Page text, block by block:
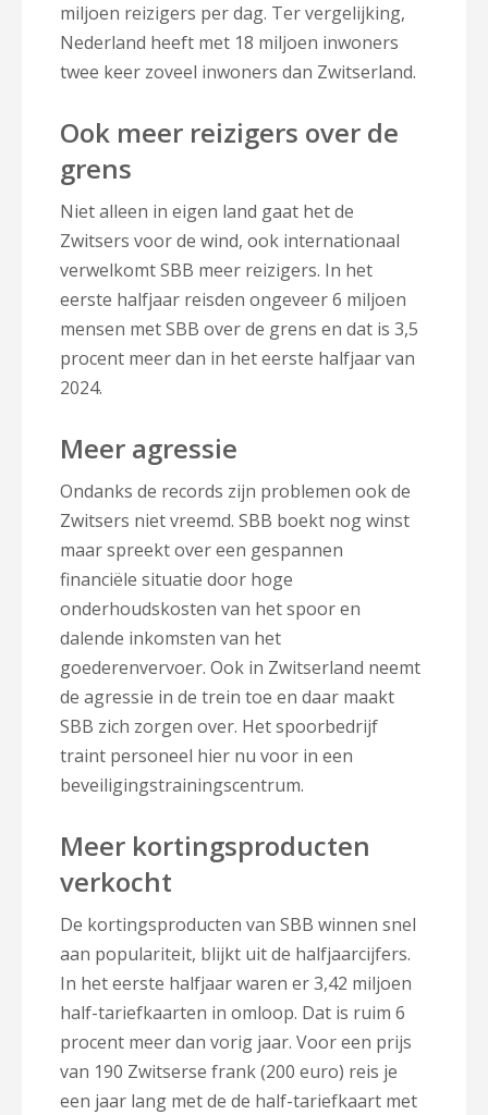
miljoen reizigers per dag. Ter vergelijking,
Nederland heeft met 18 miljoen inwoners
twee keer zoveel inwoners dan Zwitserland.
Ook meer reizigers over de
grens
Niet alleen in eigen land gaat het de
Zwitsers voor de wind, ook internationaal
verwelkomt SBB meer reizigers. In het
eerste halfjaar reisden ongeveer 6 miljoen
mensen met SBB over de grens en dat is 3,5
procent meer dan in het eerste halfjaar van
2024.
Meer agressie
Ondanks de records zijn problemen ook de
Zwitsers niet vreemd. SBB boekt nog winst
maar spreekt over een gespannen
financiële situatie door hoge
onderhoudskosten van het spoor en
dalende inkomsten van het
goederenvervoer. Ook in Zwitserland neemt
de agressie in de trein toe en daar maakt
SBB zich zorgen over. Het spoorbedrijf
traint personeel hier nu voor in een
beveiligingstrainingscentrum.
Meer kortingsproducten
verkocht
De kortingsproducten van SBB winnen snel
aan populariteit, blijkt uit de halfjaarcijfers.
In het eerste halfjaar waren er 3,42 miljoen
half-tariefkaarten in omloop. Dat is ruim 6
procent meer dan vorig jaar. Voor een prijs
van 190 Zwitserse frank (200 euro) reis je
een jaar lang met de de half-tariefkaart met